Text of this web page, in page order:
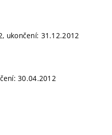
ukončení: 31.12.2012
30.04.2012